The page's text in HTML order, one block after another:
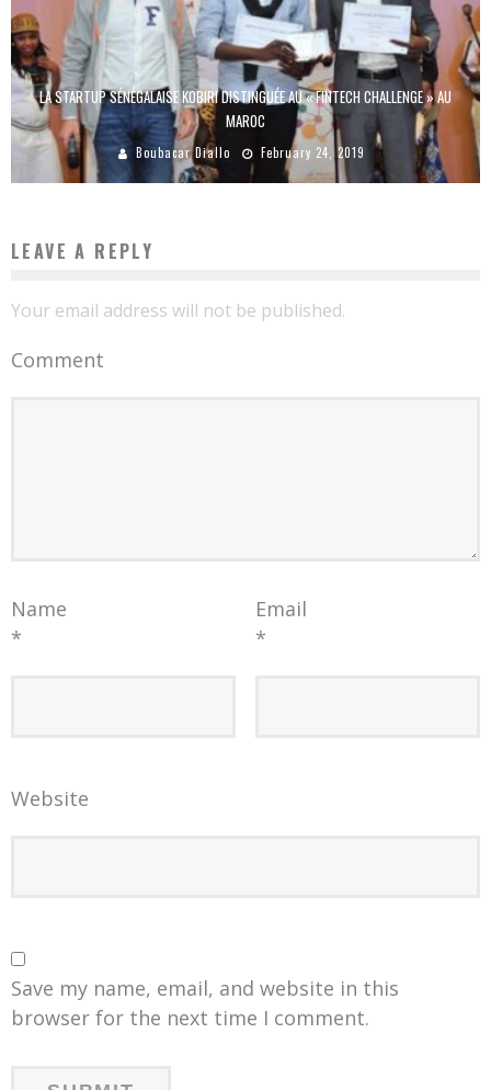
LA STARTUP SÉNÉGALAISE KOBIRI DISTINGUÉE AU « FINTECH CHALLENGE » AU
MAROC
Boubacar Diallo February 24, 2019
LEAVE A REPLY
Your email address will not be published.
Comment
Name
*
Email
*
Website
Save my name, email, and website in this
browser for the next time I comment.